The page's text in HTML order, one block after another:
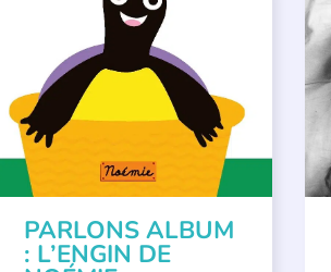
PARLONS ALBUMS
PARLONS ALBUM
: L’ENGIN DE